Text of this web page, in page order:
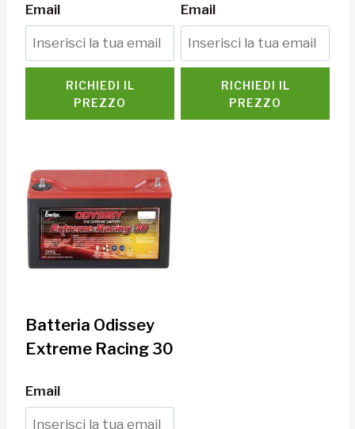
Email
RICHIEDI IL
PREZZO
Email
RICHIEDI IL
PREZZO
Batteria Odissey
Extreme Racing 30
Email